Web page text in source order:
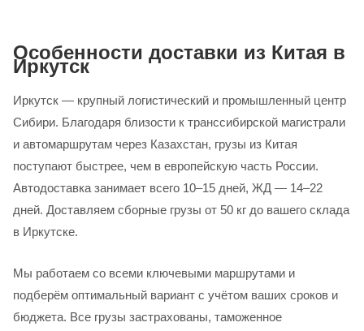
Особенности доставки из Китая в
Иркутск
Иркутск — крупный логистический и промышленный центр
Сибири. Благодаря близости к транссибирской магистрали
и автомаршрутам через Казахстан, грузы из Китая
поступают быстрее, чем в европейскую часть России.
Автодоставка занимает всего 10–15 дней, ЖД — 14–22
дней. Доставляем сборные грузы от 50 кг до вашего склада
в Иркутске.
Мы работаем со всеми ключевыми маршрутами и
подберём оптимальный вариант с учётом ваших сроков и
бюджета. Все грузы застрахованы, таможенное